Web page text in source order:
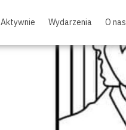
Aktywnie Wydarzenia O nas